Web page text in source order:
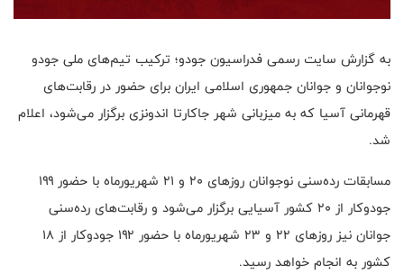
به گزارش سایت رسمی فدراسیون جودو؛ ترکیب تیم‌های ملی جودو
نوجوانان و جوانان جمهوری اسلامی ایران برای حضور در رقابت‌های
قهرمانی آسیا که به میزبانی شهر جاکارتا اندونزی برگزار می‌شود، اعلام
شد.
مسابقات رده‌سنی نوجوانان روزهای ۲۰ و ۲۱ شهریورماه با حضور ۱۹۹
جودوکار از ۲۰ کشور آسیایی برگزار می‌شود و رقابت‌های رده‌سنی
جوانان نیز روزهای ۲۲ و ۲۳ شهریورماه با حضور ۱۹۲ جودوکار از ۱۸
کشور به انجام خواهد رسید.